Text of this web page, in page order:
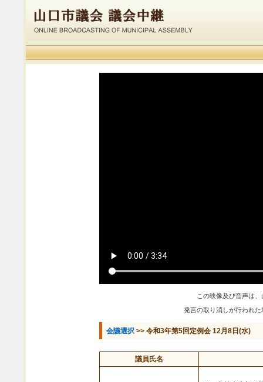
この映像及び音声は
発言の取り消しが行われ
会議選択 >> 令和3年第5回定例会 12月8日(水)
議員氏名